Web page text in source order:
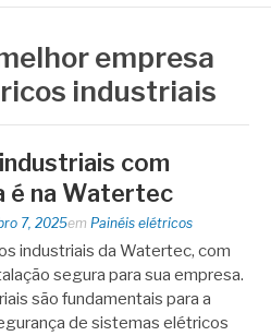
empresa
industriais
com
é na Watertec
7, 2025em Painéis elétricos
industriais da Watertec, com
segura para sua empresa.
são fundamentais para a
de sistemas elétricos